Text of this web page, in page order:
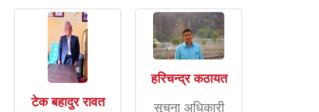
टेक बहादुर रावत
हरिचन्द्र कठायत
सूचना अधिकारी